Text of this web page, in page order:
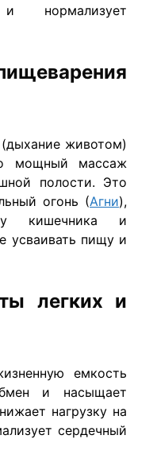
нормализует
животом)
мощный массаж
полости. Это
огонь (Агни),
кишечника и
усваивать пищу и
легких и
емкость
и насыщает
нагрузку на
сердечный